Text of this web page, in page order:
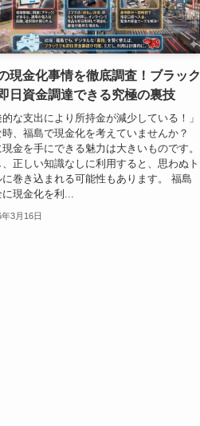
現金化事情を徹底調査！ブラック
日資金調達できる究極の裏技
的な支出により所持金が減少している！」
時、福島で現金化を考えていませんか？
金を手にできる魅力は大きいものです。
、正しい知識なしに利用すると、思わぬト
に巻き込まれる可能性もあります。 福島
現金化を利...
3月16日